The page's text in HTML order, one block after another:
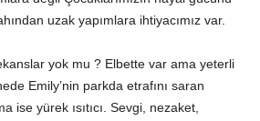
uzak yapımlara ihtiyacımız var.
yok mu ? Elbette var ama yeterli
Emily’nin parkda etrafını saran
ise yürek ısıtıcı. Sevgi, nezaket,